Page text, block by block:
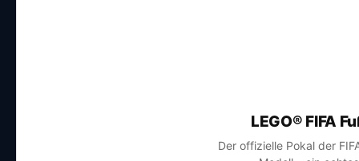
LEGO® FIFA
Der offizielle Pokal der